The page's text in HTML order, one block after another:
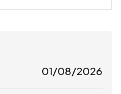
01/08/2026